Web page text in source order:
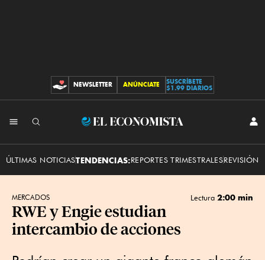
CONTRIBUCIONES
NEWSLETTER ANÚNCIATE
SUSCRÍBETE
$1.99 DIARIOS
El
ÚLTIMAS NOTICIASTENDENCIAS:REPORTES TRIMESTRALESREVISIÓN
MERCADOS Lectura 2:00 min
RWE y Engie estudian
intercambio de acciones